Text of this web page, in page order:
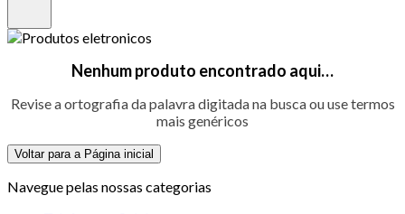
Nenhum produto encontrado aqui…
Revise a ortografia da palavra digitada na busca ou use termos
mais genéricos
Voltar para a Página inicial
Navegue pelas nossas categorias